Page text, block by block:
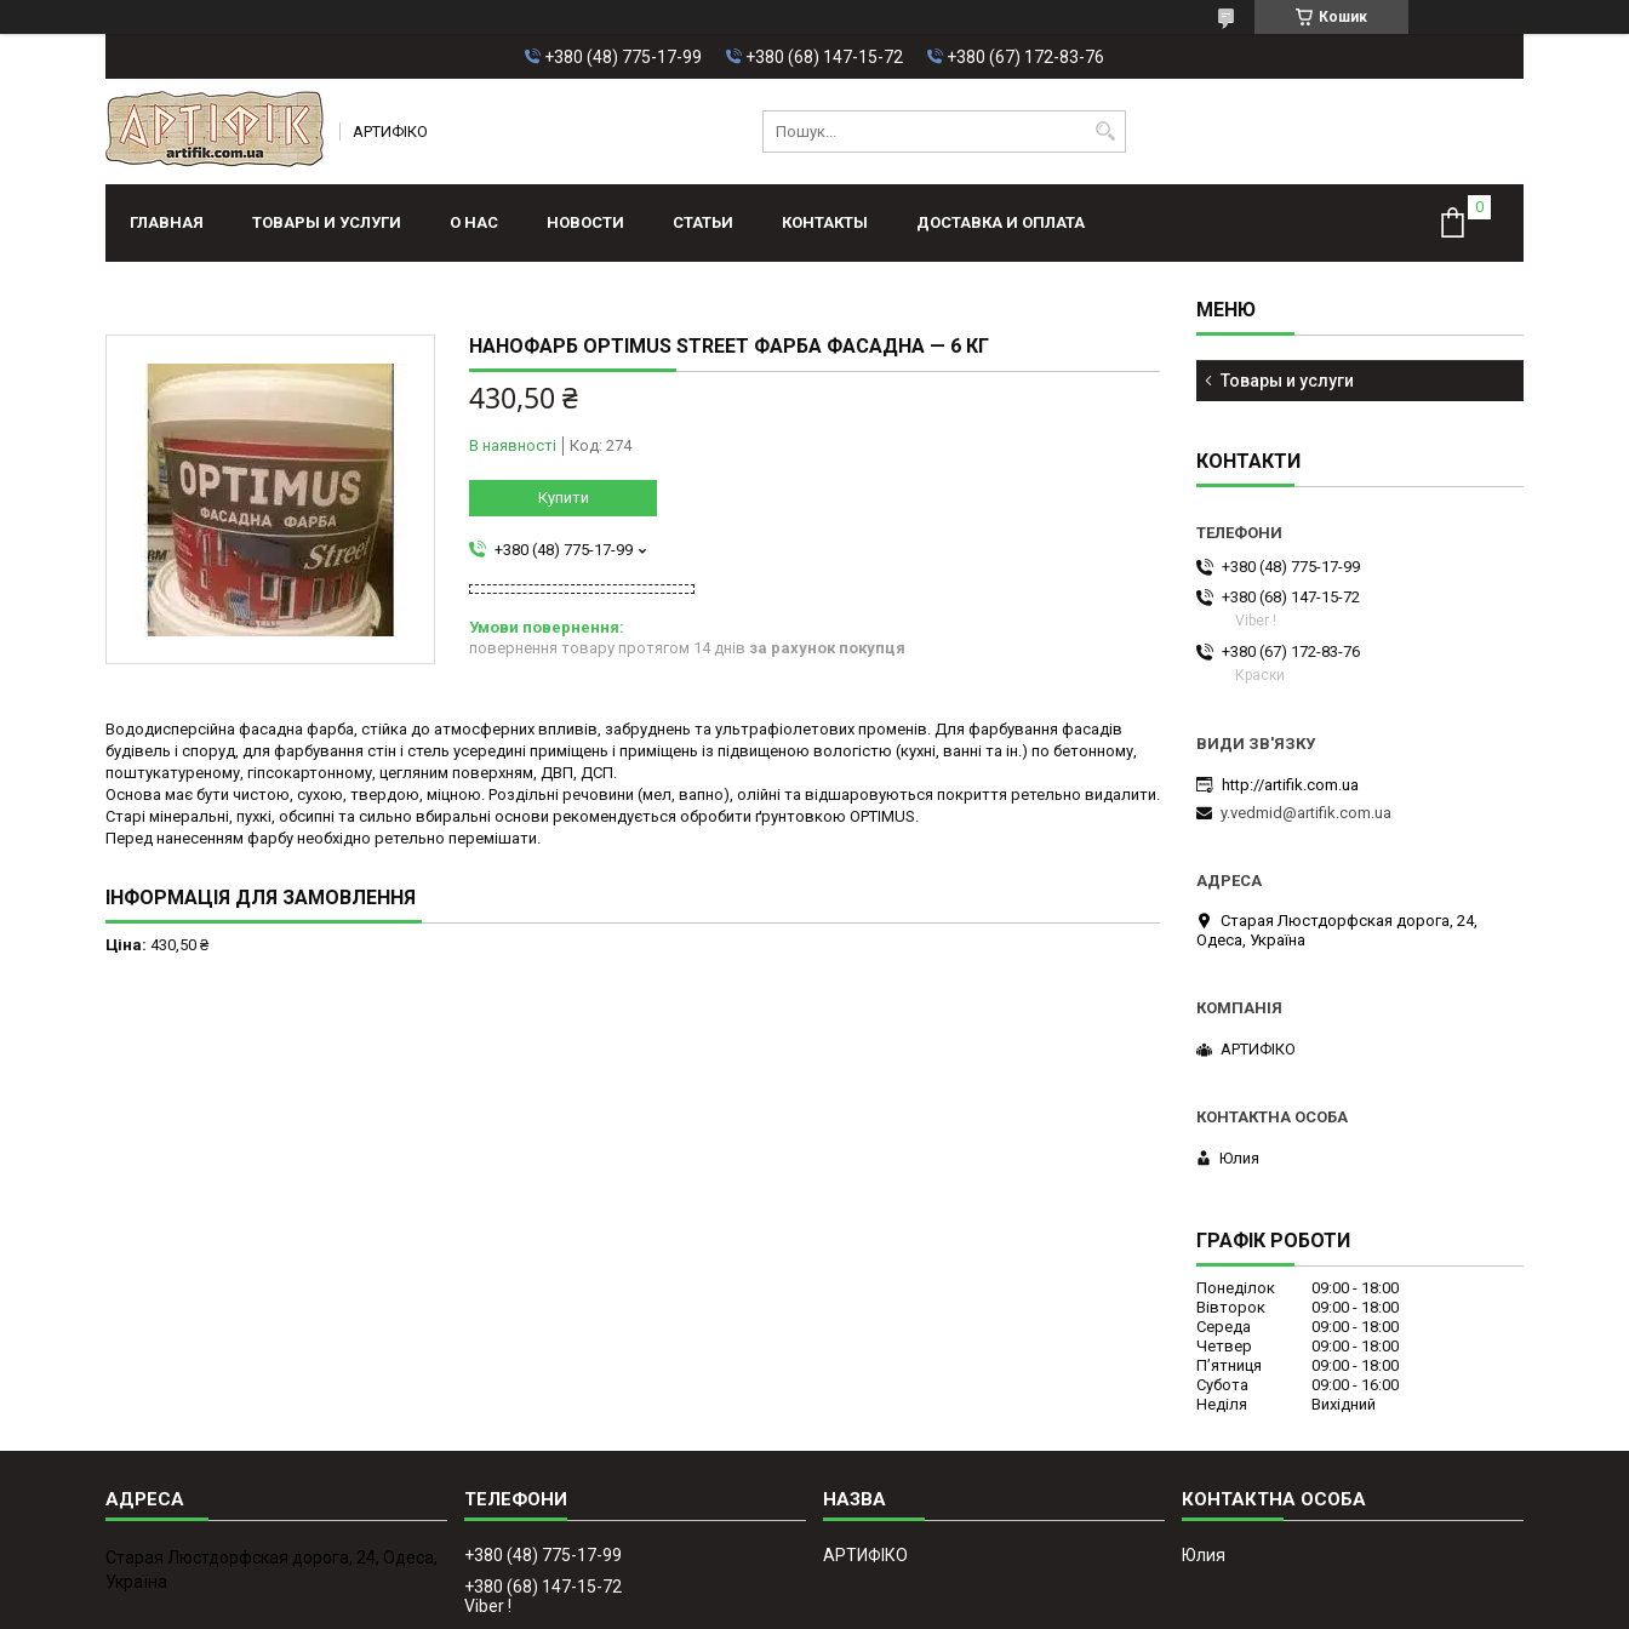
Кошик
+380 (48) 775-17-99 +380 (68) 147-15-72 +380 (67) 172-83-76
АРТИФІКО
ГЛАВНАЯ ТОВАРЫ И УСЛУГИ О НАС НОВОСТИ СТАТЬИ КОНТАКТЫ ДОСТАВКА И ОПЛАТА
НАНОФАРБ OPTIMUS STREET ФАРБА ФАСАДНА — 6 КГ
430,50 ₴
В наявності Код: 274
Купити
+380 (48) 775-17-99
повернення товару протягом 14 днів за рахунок покупця
Вододисперсійна фасадна фарба, стійка до атмосферних впливів, забруднень та ультрафіолетових променів. Для фарбування фасадів
будівель і споруд, для фарбування стін і стель усередині приміщень і приміщень із підвищеною вологістю (кухні, ванні та ін.) по бетонному,
поштукатуреному, гіпсокартонному, цегляним поверхням, ДВП, ДСП.
Основа має бути чистою, сухою, твердою, міцною. Роздільні речовини (мел, вапно), олійні та відшаровуються покриття ретельно видалити.
Старі мінеральні, пухкі, обсипні та сильно вбиральні основи рекомендується обробити ґрунтовкою OPTIMUS.
Перед нанесенням фарбу необхідно ретельно перемішати.
ІНФОРМАЦІЯ ДЛЯ ЗАМОВЛЕННЯ
Ціна: 430,50 ₴
Товары и услуги
КОНТАКТИ
+380 (48) 775-17-99
+380 (68) 147-15-72
Viber !
+380 (67) 172-83-76
Краски
http://artifik.com.ua
y.vedmid@artifik.com.ua
Старая Люстдорфская дорога, 24,
Одеса, Україна
АРТИФІКО
Юлия
ГРАФІК РОБОТИ
Понеділок 09:00
18:00
Вівторок
09:00
18:00
Середа
09:00
18:00
Четвер
09:00
18:00
Пʼятниця
09:00
18:00
Субота
09:00
16:00
Неділя
Вихідний
Старая Люстдорфская дорога, 24, Одеса,
Україна
+380 (48) 775-17-99
+380 (68) 147-15-72
Viber !
АРТИФІКО Юлия